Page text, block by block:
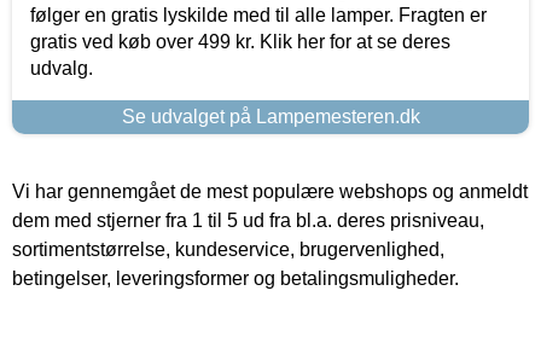
følger en gratis lyskilde med til alle lamper. Fragten er
gratis ved køb over 499 kr. Klik her for at se deres
udvalg.
Se udvalget på Lampemesteren.dk
Vi har gennemgået de mest populære webshops og anmeldt
dem med stjerner fra 1 til 5 ud fra bl.a. deres prisniveau,
sortimentstørrelse, kundeservice, brugervenlighed,
betingelser, leveringsformer og betalingsmuligheder.